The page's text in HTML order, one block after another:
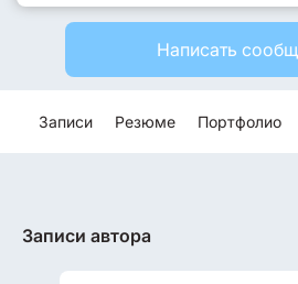
Написать
Записи Резюме Портфолио
Записи автора